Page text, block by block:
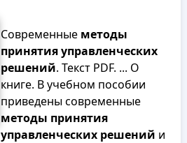
Современные методы
принятияуправленческих
решений. Текст PDF. ... О
книге. В учебном пособии
приведены современные
методы принятия
управленческих решений и